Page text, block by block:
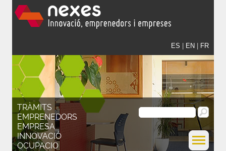
ES EN FR
TRÀMITS
EMPRENEDORS
EMPRESA
INNOVACIÓ
OCUPACIÓ